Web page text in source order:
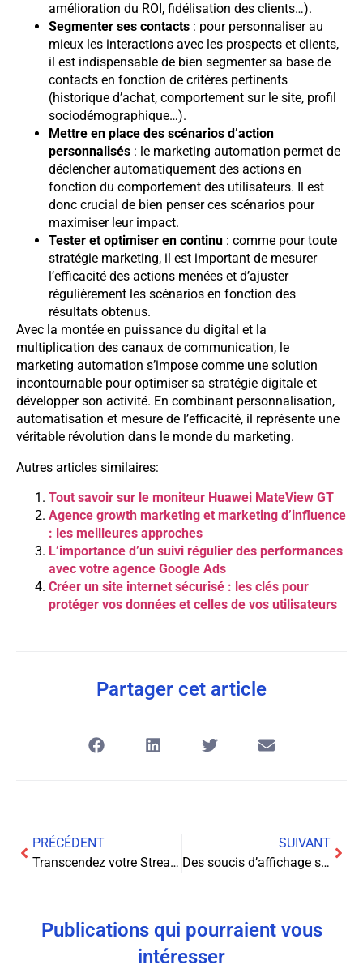
amélioration du ROI, fidélisation des clients…).
Segmenter ses contacts : pour personnaliser au
mieux les interactions avec les prospects et clients,
il est indispensable de bien segmenter sa base de
contacts en fonction de critères pertinents
(historique d’achat, comportement sur le site, profil
sociodémographique…).
Mettre en place des scénarios d’action
personnalisés : le marketing automation permet de
déclencher automatiquement des actions en
fonction du comportement des utilisateurs. Il est
donc crucial de bien penser ces scénarios pour
maximiser leur impact.
Tester et optimiser en continu : comme pour toute
stratégie marketing, il est important de mesurer
l’efficacité des actions menées et d’ajuster
régulièrement les scénarios en fonction des
résultats obtenus.
Avec la montée en puissance du digital et la
multiplication des canaux de communication, le
marketing automation s’impose comme une solution
incontournable pour optimiser sa stratégie digitale et
développer son activité. En combinant personnalisation,
automatisation et mesure de l’efficacité, il représente une
véritable révolution dans le monde du marketing.
Autres articles similaires:
Tout savoir sur le moniteur Huawei MateView GT
Agence growth marketing et marketing d’influence
: les meilleures approches
L’importance d’un suivi régulier des performances
avec votre agence Google Ads
Créer un site internet sécurisé : les clés pour
protéger vos données et celles de vos utilisateurs
Partager cet article
PRÉCÉDENT
Transcendez votre Stream de ‘The Elder Scrolls Online’ : Interagissez avec votre Chat et Fidélisez votre Audience
SUIVANT
Des soucis d’affichage sur votre ordinateur ? Voici comment les résoudre en un clin d’œil !
Publications qui pourraient vous
intéresser